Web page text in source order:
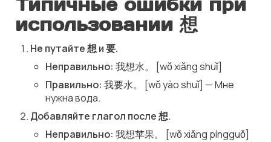
использовании 想
Не путайте 想 и 要.
Неправильно: 我想水。 [wǒ xiǎng shuǐ]
Правильно: 我要水。 [wǒ yào shuǐ] — Мне
нужна вода.
Добавляйте глагол после 想.
Неправильно: 我想苹果。 [wǒ xiǎng píngguǒ]